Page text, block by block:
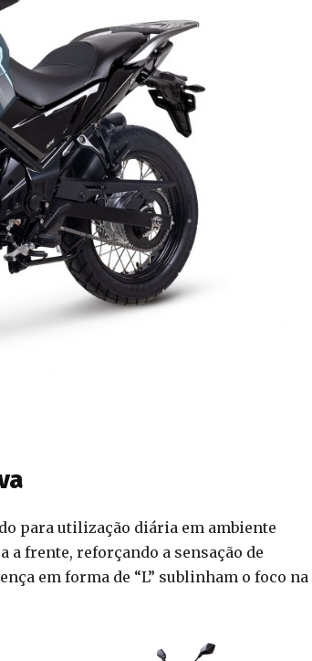
para utilização diária em ambiente
a frente, reforçando a sensação de
em forma de “L” sublinham o foco na